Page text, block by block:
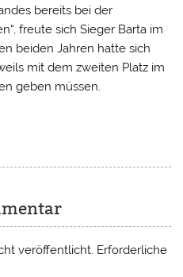
bereits bei der
freute sich Sieger Barta im
beiden Jahren hatte sich
mit dem zweiten Platz im
geben müssen.
veröffentlicht. Erforderliche